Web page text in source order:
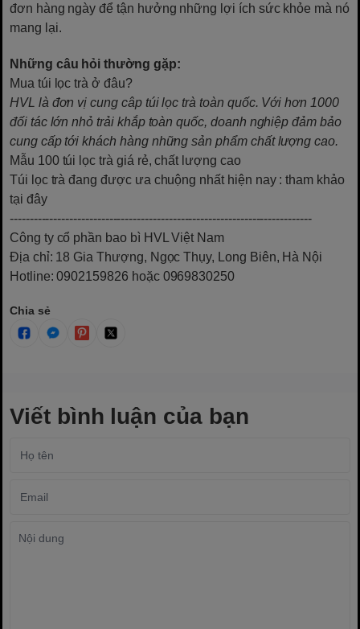
đơn hàng ngày để tận hưởng những lợi ích sức khỏe mà nó
mang lại.
Những câu hỏi thường gặp:
Mua túi lọc trà ở đâu?
HVL là đơn vị cung câp túi lọc trà toàn quốc. Với hơn 1000
đối tác lớn nhỏ trải khắp toàn quốc, doanh nghiệp đảm bảo
cung cấp tới khách hàng những sản phẩm chất lượng cao.
Mẫu 100 túi lọc trà giá rẻ, chất lượng cao
Túi lọc trà đang được ưa chuộng nhất hiện nay: tham khảo
tại đây
----------------------------------------------------------------------------
Công ty cổ phần bao bì HVL Việt Nam
Địa chỉ: 18 Gia Thượng, Ngọc Thụy, Long Biên, Hà Nội
Hotline: 0902159826 hoặc 0969830250
Chia sẻ
Viết bình luận của bạn